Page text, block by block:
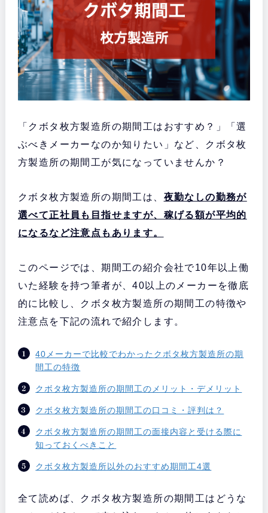
「クボタ枚方製造所の期間工はおすすめ？」「選
ぶべきメーカーなのか知りたい」など、クボタ枚
方製造所の期間工が気になっていませんか？
クボタ枚方製造所の期間工は、 夜勤なしの勤務が
選べて正社員も目指せますが、稼げる額が平均的
になるなど注意点もあります。
このページでは、期間工の紹介会社で10年以上働
いた経験を持つ筆者が、40以上のメーカーを徹底
的に比較し、クボタ枚方製造所の期間工の特徴や
注意点を下記の流れで紹介します。
40メーカーで比較でわかったクボタ枚方製造所の期
間工の特徴
クボタ枚方製造所の期間工のメリット・デメリット
クボタ枚方製造所の期間工の口コミ・評判は？
クボタ枚方製造所の期間工の面接内容と受ける際に
知っておくべきこと
クボタ枚方製造所以外のおすすめ期間工4選
全て読めば、クボタ枚方製造所の期間工はどうな